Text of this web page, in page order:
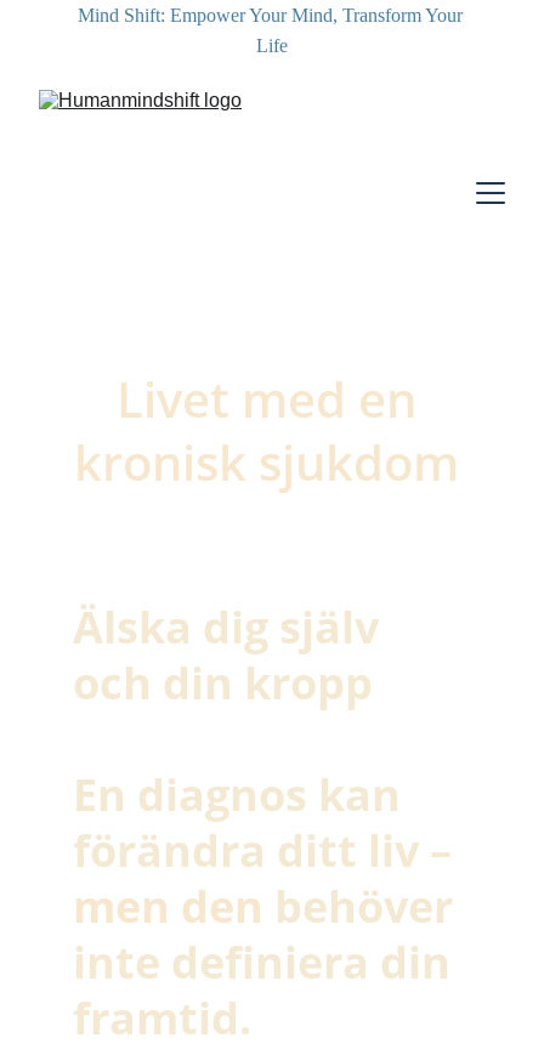
Mind Shift: Empower Your Mind, Transform Your
Life
Livet med en
kronisk sjukdom
Älska dig själv
och din kropp
En diagnos kan
förändra ditt liv –
men den behöver
inte definiera din
framtid.